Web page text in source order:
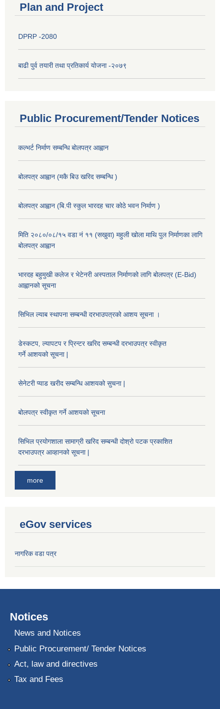
Plan and Project
DPRP -2080
बाढी पुर्व तयारी तथा प्रतिकार्य योजना -२०७९
Public Procurement/Tender Notices
कल्भर्ट निर्माण सम्बन्धि बोलपत्र आह्वान
बोलपत्र आह्वान (मकै बिउ खरिद सम्बन्धि )
बोलपत्र आह्वान (बि.पी स्कुल भारदह चार कोठे भवन निर्माण )
मिति २०८०/०८/१५ वडा नं ११ (सखुवा) महुली खोला माथि पुल निर्माणका लागि
बोलपत्र आह्वान
भारदह बहुमुखी कलेज र भेटेनरी अस्पताल निर्माणको लागि बोलपत्र (E-Bid)
आह्वानको सूचना
सिभिल ल्याब स्थापना सम्बन्धी दरभाउपत्रको आशय सूचना ।
डेस्कटप, ल्यापटप र प्रिन्टर खरिद सम्बन्धी दरभाउपत्र स्वीकृत
गर्ने आशयको सूचना |
सेनेटरी प्याड खरीद सम्बन्धि आशयको सुचना |
बोलपत्र स्वीकृत गर्ने आशयको सूचना
सिभिल प्रयोगशाला सामाग्री खरिद सम्बन्धी दोश्रो पटक प्रकाशित
दरभाउपत्र आव्हानको सूचना |
more
eGov services
नागरिक वडा पत्र
Notices
News and Notices
Public Procurement/ Tender Notices
Act, law and directives
Tax and Fees